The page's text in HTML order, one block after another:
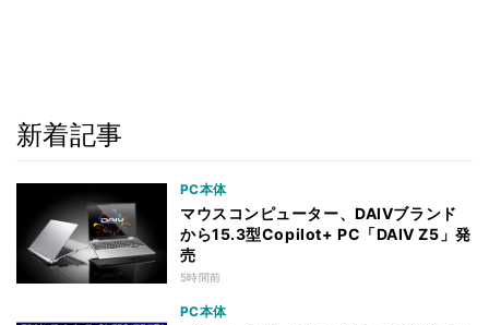
新着記事
PC本体
マウスコンピューター、DAIVブランド
から15.3型Copilot+ PC「DAIV Z5」発
売
5時間前
PC本体